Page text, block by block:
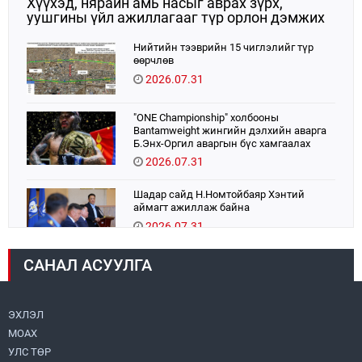
уушгины үйл ажиллагааг түр орлон дэмжих
Нийтийн тээврийн 15 чиглэлийг түр
өөрчлөв
2026.07.31
"ONE Championship" холбооны
Bantamweight жингийн дэлхийн аварга
Б.Энх-Оргил аваргын бүс хамгаалах
тулаанаа өнөөдөр хийнэ.
2026.07.31
Шадар сайд Н.Номтойбаяр Хэнтий
аймагт ажиллаж байна
2026.07.31
Авто зам шинээр барина
САНАЛ АСУУЛГА
ЭХЛЭЛ
МОАХ
УЛС ТӨР